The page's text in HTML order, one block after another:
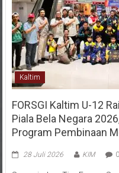
Kaltim
FORSGI Kaltim U-12
Piala Bela Negara
Program Pembinaan